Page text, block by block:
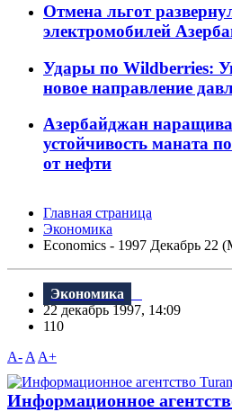
Отмена льгот
электромобилей
Удары по Wildberries:
новое направление
Азербайджан
устойчивость маната
от нефти
Главная страница
Экономика
Economics - 1997 Декабрь 22
Экономика
22 декабрь 1997, 14:09
110
A- A A+
Информационное